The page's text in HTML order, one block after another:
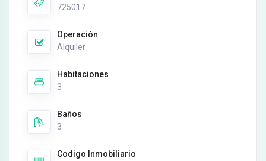
725017
Operación
Alquiler
Habitaciones
3
Baños
3
Codigo Inmobiliario